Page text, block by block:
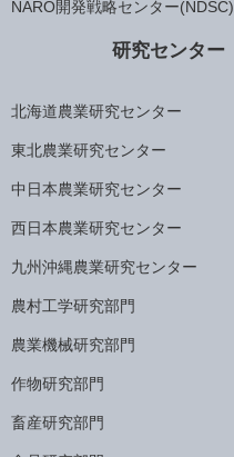
NARO開発戦略センター(NDSC)
研究センター
北海道農業研究センター
東北農業研究センター
中日本農業研究センター
西日本農業研究センター
九州沖縄農業研究センター
農村工学研究部門
農業機械研究部門
作物研究部門
畜産研究部門